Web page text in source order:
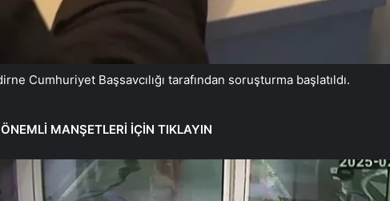
Cumhuriyet Başsavcılığı tarafından soruşturma başlatıldı.
MANŞETLERİ İÇİN TIKLAYIN